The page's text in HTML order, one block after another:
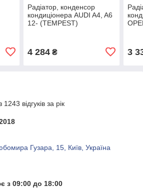
Радіатор, конденсор
кондиціонера AUDI A4, A6
12- (TEMPEST)
4 284₴ 3
відгуків за рік
Гузара, 15, Київ, Україна
з 09:00 до 18:00